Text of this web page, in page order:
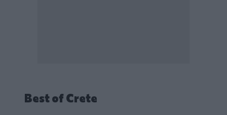
Best of Crete